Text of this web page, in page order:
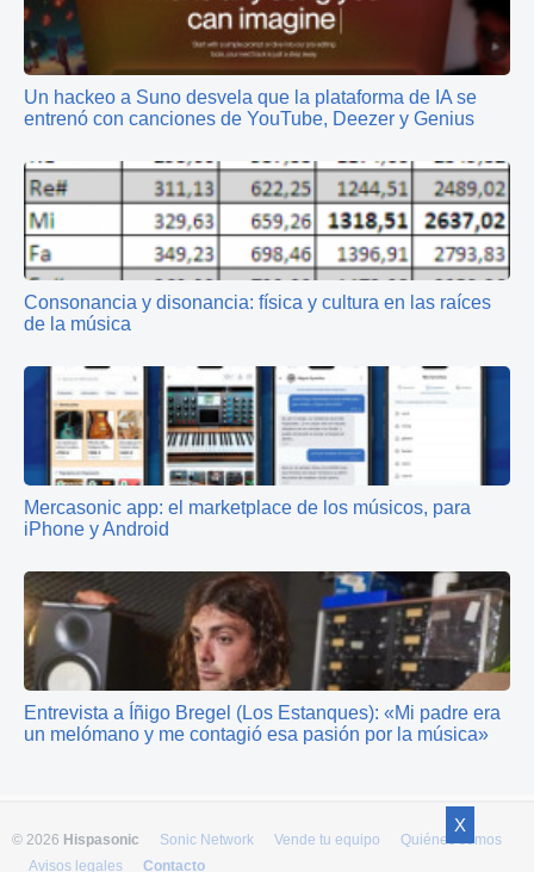
Un hackeo a Suno desvela que la plataforma de IA se
entrenó con canciones de YouTube, Deezer y Genius
Consonancia y disonancia: física y cultura en las raíces
de la música
Mercasonic app: el marketplace de los músicos, para
iPhone y Android
Entrevista a Íñigo Bregel (Los Estanques): «Mi padre era
un melómano y me contagió esa pasión por la música»
X
© 2026 Hispasonic Sonic Network Vende tu equipo
Quiénes somos
Avisos legales
Contacto